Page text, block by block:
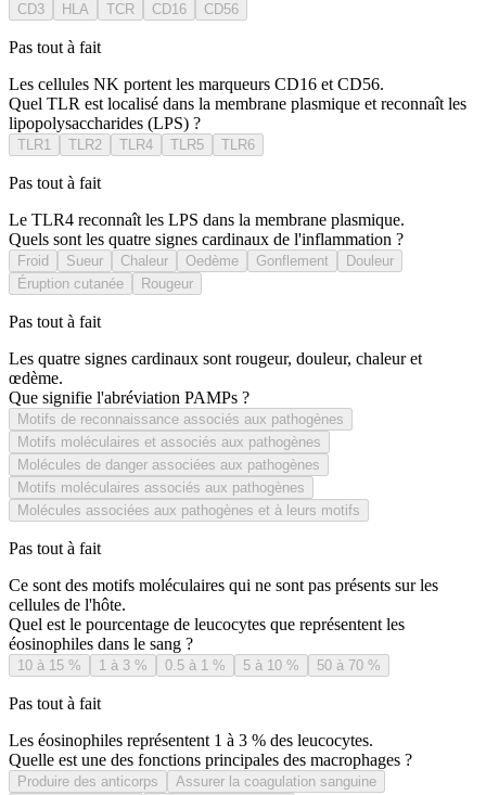
CD3 HLA TCR CD16 CD56
Pas tout à fait
Les cellules NK portent les marqueurs CD16 et CD56.
Quel TLR est localisé dans la membrane plasmique et reconnaît les
lipopolysaccharides (LPS) ?
TLR1 TLR2 TLR4 TLR5 TLR6
Pas tout à fait
Le TLR4 reconnaît les LPS dans la membrane plasmique.
Quels sont les quatre signes cardinaux de l'inflammation ?
Froid Sueur Chaleur Oedème Gonflement
Douleur
Éruption cutanée
Rougeur
Pas tout à fait
Les quatre signes cardinaux sont rougeur, douleur, chaleur et
œdème.
Que signifie l'abréviation PAMPs ?
Motifs de reconnaissance associés aux pathogènes
Motifs moléculaires et associés aux pathogènes
Molécules de danger associées aux pathogènes
Motifs moléculaires associés aux pathogènes
Molécules associées aux pathogènes et à leurs motifs
Pas tout à fait
Ce sont des motifs moléculaires qui ne sont pas présents sur les
cellules de l'hôte.
Quel est le pourcentage de leucocytes que représentent les
éosinophiles dans le sang ?
10 à 15 % 1 à 3 % 0.5 à 1 % 5 à 10 % 50 à 70 %
Pas tout à fait
Les éosinophiles représentent 1 à 3 % des leucocytes.
Quelle est une des fonctions principales des macrophages ?
Produire des anticorps
Assurer la coagulation sanguine